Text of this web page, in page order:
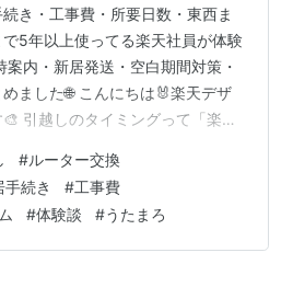
き・工事費・所要日数・東西ま
5年以上使ってる楽天社員が体験
内・新居発送・空白期間対策・
ました🌐 こんにちは🐰楽天デザ
引越しのタイミングって「楽天
本の引越しでルーター交換が必
なの!?」となった経験があります
つつ2026年最新の手続き・工事
解説しますね✨ 📢 楽天モバイル
#ルーター交換
手続き #工事費
#体験談 #うたまろ